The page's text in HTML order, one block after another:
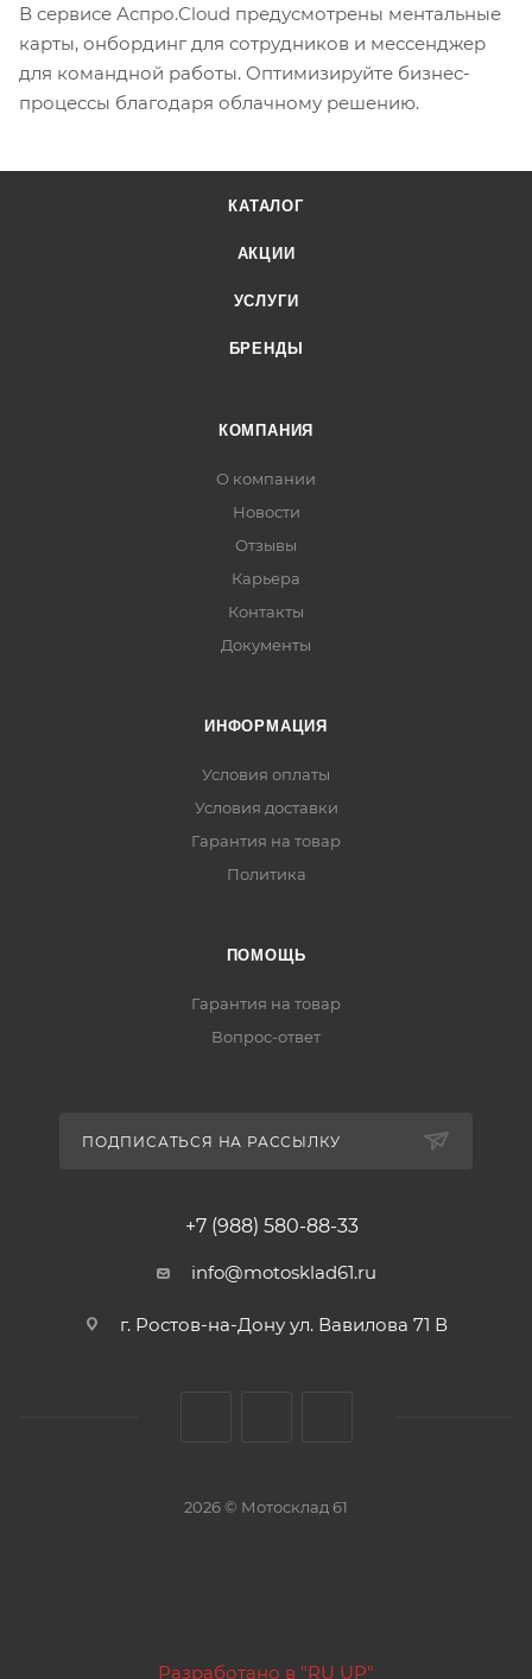
В сервисе Аспро.Cloud предусмотрены ментальные
карты, онбординг для сотрудников и мессенджер
для командной работы. Оптимизируйте бизнес-
процессы благодаря облачному решению.
КАТАЛОГ
АКЦИИ
УСЛУГИ
БРЕНДЫ
КОМПАНИЯ
О компании
Новости
Отзывы
Карьера
Контакты
Документы
ИНФОРМАЦИЯ
Условия оплаты
Условия доставки
Гарантия на товар
Политика
ПОМОЩЬ
Гарантия на товар
Вопрос-ответ
ПОДПИСАТЬСЯ НА РАССЫЛКУ
+7 (988) 580-88-33
info@motosklad61.ru
г. Ростов-на-Дону ул. Вавилова 71 В
2026 © Мотосклад 61
Разработано в "RU UP"